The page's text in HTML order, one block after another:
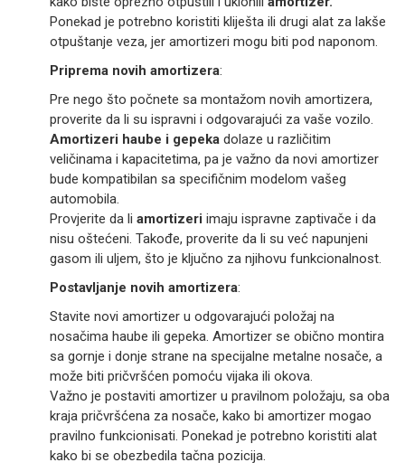
Ponekad je potrebno koristiti kliješta ili drugi alat za lakše
otpuštanje veza, jer amortizeri mogu biti pod naponom.
Priprema novih amortizera:
Pre nego što počnete sa montažom novih amortizera,
proverite da li su ispravni i odgovarajući za vaše vozilo.
Amortizeri haube i gepeka dolaze u različitim
veličinama i kapacitetima, pa je važno da novi amortizer
bude kompatibilan sa specifičnim modelom vašeg
automobila.
Provjerite da li amortizeri imaju ispravne zaptivače i da
nisu oštećeni. Takođe, proverite da li su već napunjeni
gasom ili uljem, što je ključno za njihovu funkcionalnost.
Postavljanje novih amortizera:
Stavite novi amortizer u odgovarajući položaj na
nosačima haube ili gepeka. Amortizer se obično montira
sa gornje i donje strane na specijalne metalne nosače, a
može biti pričvršćen pomoću vijaka ili okova.
Važno je postaviti amortizer u pravilnom položaju, sa oba
kraja pričvršćena za nosače, kako bi amortizer mogao
pravilno funkcionisati. Ponekad je potrebno koristiti alat
kako bi se obezbedila tačna pozicija.